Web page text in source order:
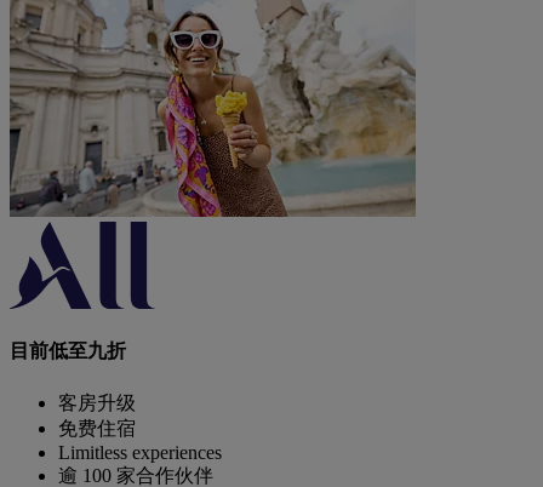
目前低至九折
客房升级
免费住宿
Limitless experiences
逾 100 家合作伙伴